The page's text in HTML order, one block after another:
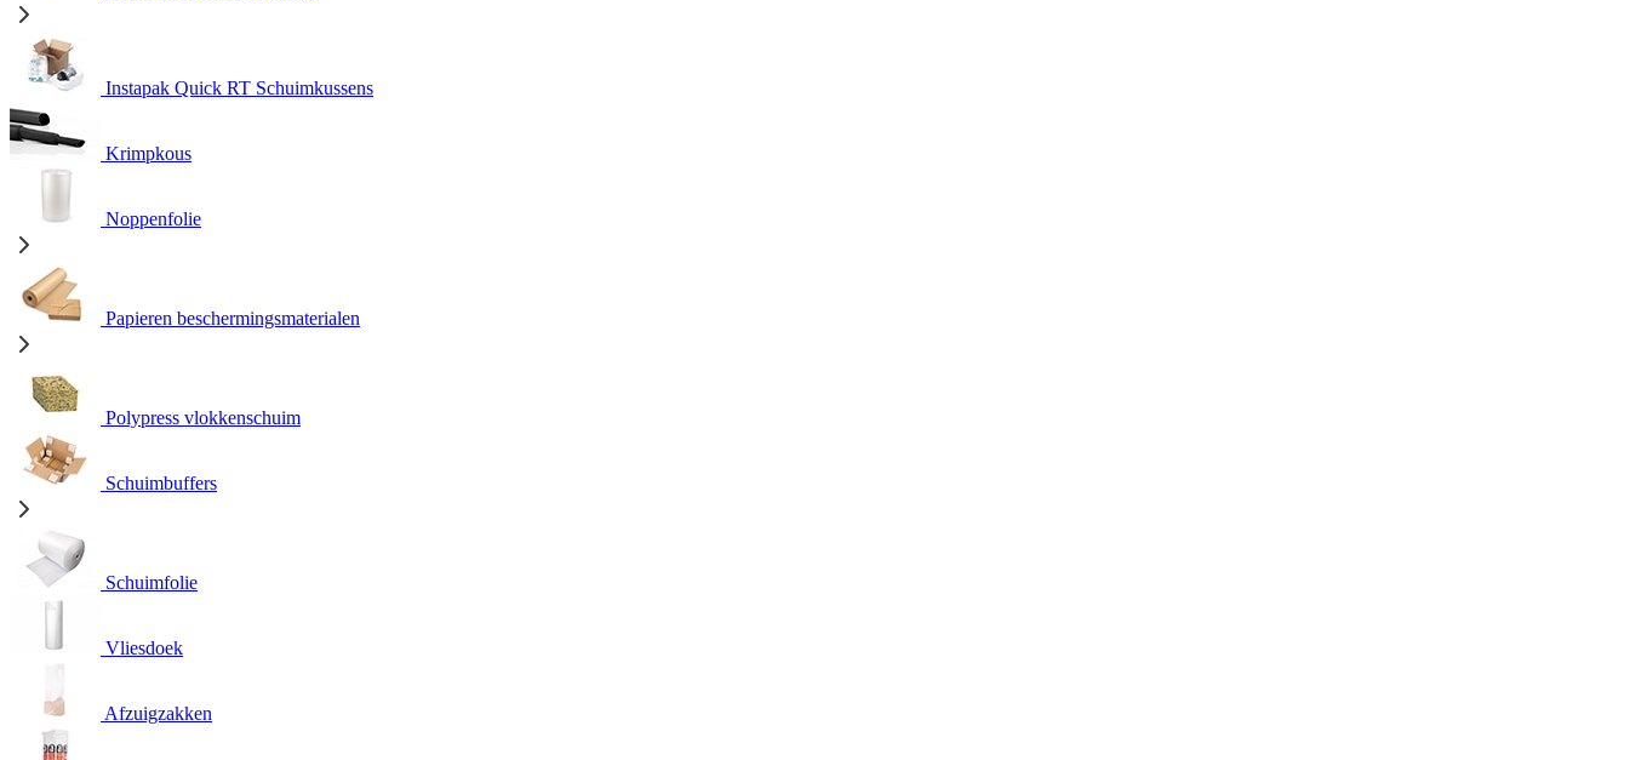
Instapak Quick RT Schuimkussens
Krimpkous
Noppenfolie
Papieren beschermingsmaterialen
Polypress vlokkenschuim
Schuimbuffers
Schuimfolie
Vliesdoek
Afzuigzakken